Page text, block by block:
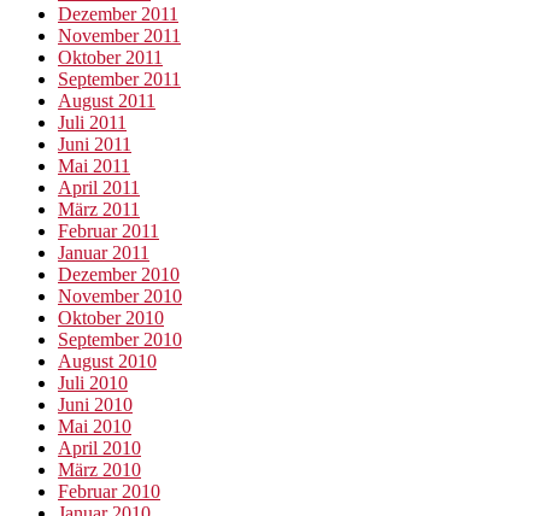
Dezember 2011
November 2011
Oktober 2011
September 2011
August 2011
Juli 2011
Juni 2011
Mai 2011
April 2011
März 2011
Februar 2011
Januar 2011
Dezember 2010
November 2010
Oktober 2010
September 2010
August 2010
Juli 2010
Juni 2010
Mai 2010
April 2010
März 2010
Februar 2010